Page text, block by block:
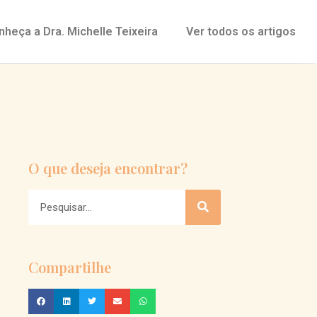
a Dra. Michelle Teixeira Ver todos os artigos
O que deseja encontrar?
Compartilhe